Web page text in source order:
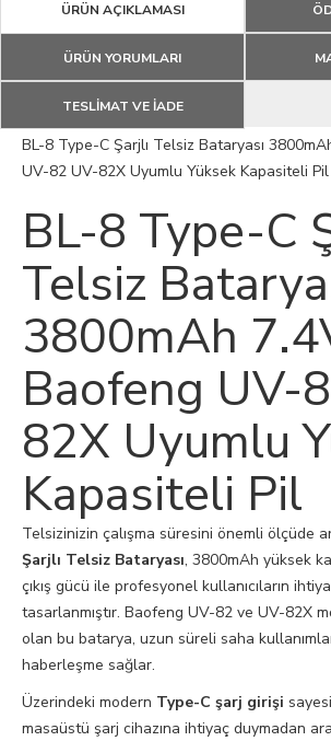
ÜRÜN AÇIKLAMASI
ÜRÜN YORUMLARI
TESLİMAT VE İADE
BL-8 Type-C Şarjlı Telsiz Bataryası
UV-82 UV-82X Uyumlu Yüksek Kapasiteli Pil
BL-8 Type-C
Telsiz
3800mAh
Baofeng UV-
82X Uyumlu
Kapasiteli Pil
Telsizinizin çalışma süresini önemli ölçüde
Şarjlı Telsiz Bataryası, 3800mAh yüksek
çıkış gücü ile profesyonel kullanıcıların
tasarlanmıştır. Baofeng UV-82 ve UV-82X
olan bu batarya, uzun süreli saha
haberleşme sağlar.
Üzerindeki modern Type-C şarj girişi
masaüstü şarj cihazına ihtiyaç duymadan